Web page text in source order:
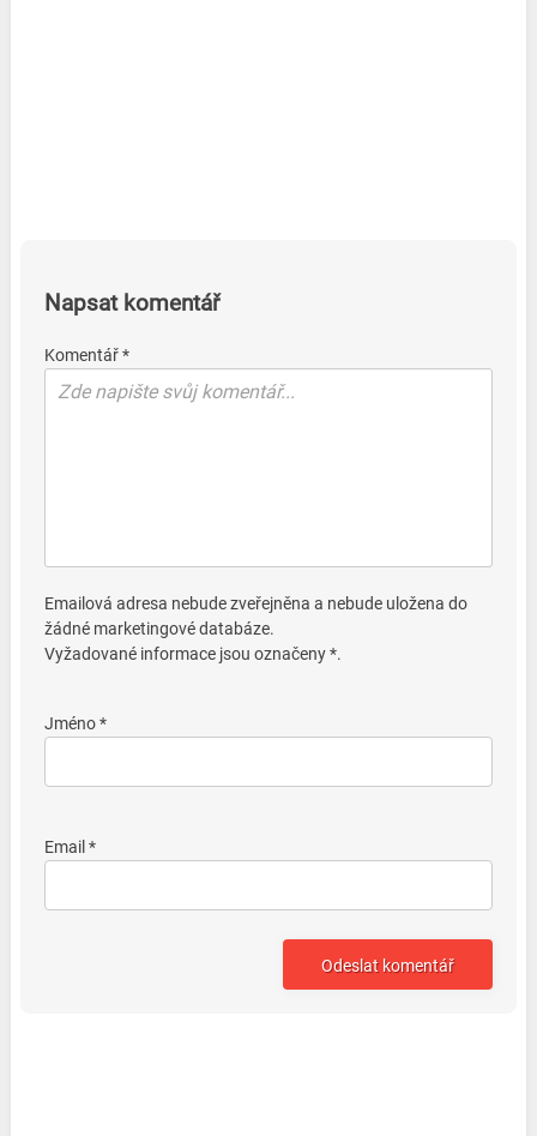
Napsat komentář
Komentář *
Emailová adresa nebude zveřejněna a nebude uložena do
žádné marketingové databáze.
Vyžadované informace jsou označeny *.
Jméno *
Email *